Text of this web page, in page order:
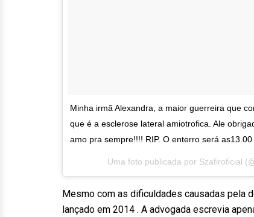
Minha irmã Alexandra, a maior guerreira que
que é a esclerose lateral amiotrofica. Ale
amo pra sempre!!!! RIP. O enterro será
Uma foto publicada por Szafiroficial
Mesmo com as dificuldades causadas pela
lançado em 2014 . A advogada escrevia